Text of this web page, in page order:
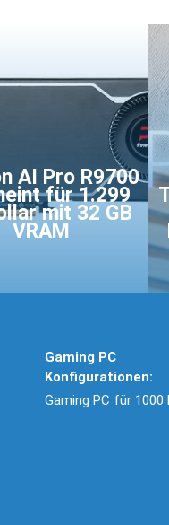
AI Pro R9700
für 1.299
mit 32 GB
VRAM
Gaming PC
Konfigurationen:
Gaming PC für 1000